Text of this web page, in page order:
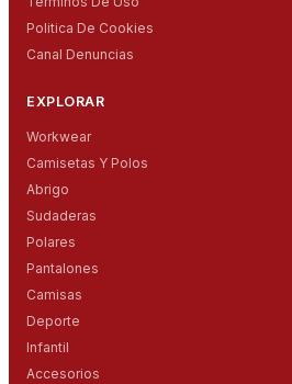
Politica De Cookies
Canal Denuncias
EXPLORAR
Workwear
Camisetas Y Polos
Abrigo
Sudaderas
Polares
Pantalones
Camisas
Deporte
Infantil
Accesorios